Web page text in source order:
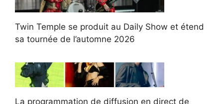
Twin Temple se produit au Daily Show et étend
sa tournée de l’automne 2026
La programmation de diffusion en direct de